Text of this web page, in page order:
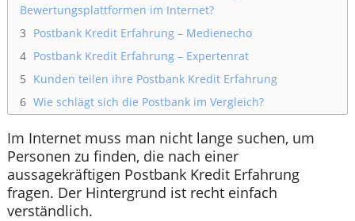
Bewertungsplattformen im Internet?
3 Postbank Kredit Erfahrung – Medienecho
4 Postbank Kredit Erfahrung – Expertenrat
5 Kunden teilen ihre Postbank Kredit Erfahrung
6 Wie schlägt sich die Postbank im Vergleich?
Im Internet muss man nicht lange suchen, um
Personen zu finden, die nach einer
aussagekräftigen Postbank Kredit Erfahrung
fragen. Der Hintergrund ist recht einfach
verständlich.